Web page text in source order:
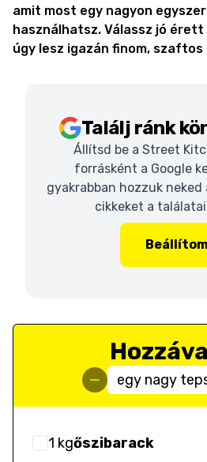
amit most egy nagyon
használhatsz. Válassz jó
úgy lesz igazán finom, szaftos
Találj ránk
Állítsd be a Street
forrásként a Google
gyakrabban hozzuk neked
cikkeket a
Beállítom
egy nagy
1 kgőszibarack